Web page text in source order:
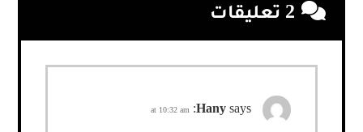
2 تعليقات
Hany says:
at 10:32 am